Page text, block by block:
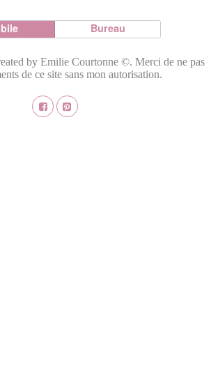
Bureau
by Emilie Courtonne ©. Merci de ne pas
de ce site sans mon autorisation.